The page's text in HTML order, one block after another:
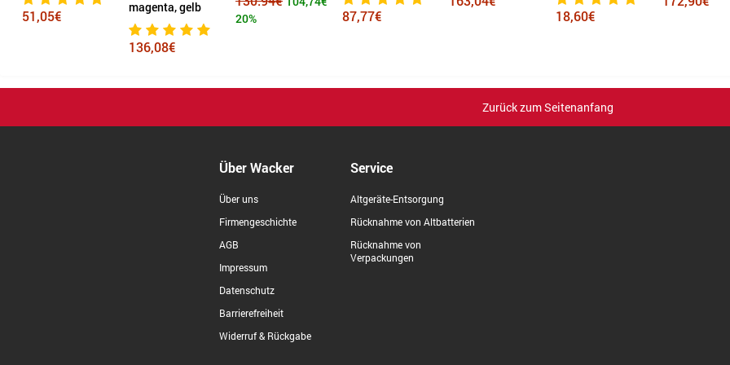
51,05€
magenta, gelb
136,08€
20%
87,77€ 18,60€
Zurück zum Seitenanfang
Über Wacker
Über uns
Firmengeschichte
AGB
Impressum
Datenschutz
Barrierefreiheit
Widerruf & Rückgabe
Service
Altgeräte-Entsorgung
Rücknahme von Altbatterien
Rücknahme von
Verpackungen